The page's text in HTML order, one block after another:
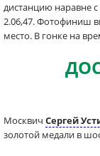
дистанцию наравне
2.06,47. Фотофиниш
место. В гонке на
Москвич Сергей
золотой медали в